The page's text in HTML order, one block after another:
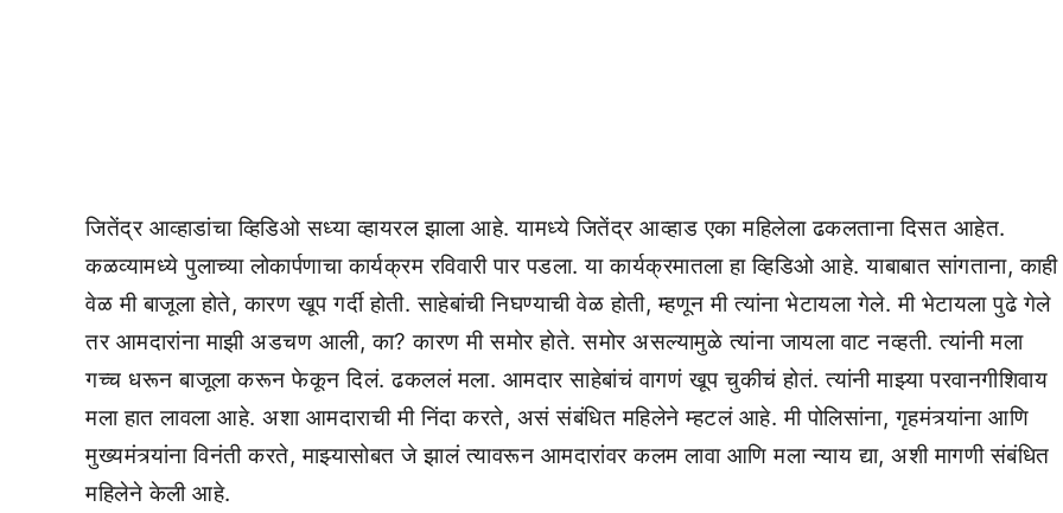
जितेंद्र आव्हाडांचा व्हिडिओ सध्या व्हायरल झाला आहे. यामध्ये जितेंद्र आव्हाड एका महिलेला ढकलताना दिसत आहेत.
कळव्यामध्ये पुलाच्या लोकार्पणाचा कार्यक्रम रविवारी पार पडला. या कार्यक्रमातला हा व्हिडिओ आहे. याबाबात सांगताना, काही
वेळ मी बाजूला होते, कारण खूप गर्दी होती. साहेबांची निघण्याची वेळ होती, म्हणून मी त्यांना भेटायला गेले. मी भेटायला पुढे गेले
तर आमदारांना माझी अडचण आली, का? कारण मी समोर होते. समोर असल्यामुळे त्यांना जायला वाट नव्हती. त्यांनी मला
गच्च धरून बाजूला करून फेकून दिलं. ढकललं मला. आमदार साहेबांचं वागणं खूप चुकीचं होतं. त्यांनी माझ्या परवानगीशिवाय
मला हात लावला आहे. अशा आमदाराची मी निंदा करते, असं संबंधित महिलेने म्हटलं आहे. मी पोलिसांना, गृहमंत्र्यांना आणि
मुख्यमंत्र्यांना विनंती करते, माझ्यासोबत जे झालं त्यावरून आमदारांवर कलम लावा आणि मला न्याय द्या, अशी मागणी संबंधित
महिलेने केली आहे.